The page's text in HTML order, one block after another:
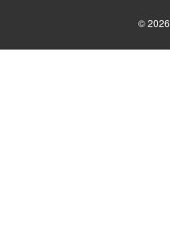
© 2026